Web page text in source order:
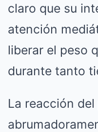
claro que su
atención
liberar el peso
durante tanto
La reacción